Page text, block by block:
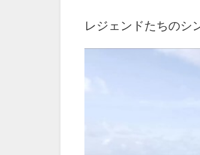
レジェンドたちのシ